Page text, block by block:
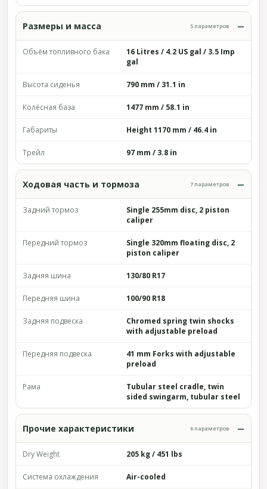
Размеры и масса 5 параметров
Объём топливного бака
16 Litres / 4.2 US gal / 3.5 Imp
gal
Высота сиденья 790 mm / 31.1 in
Колёсная база 1477 mm / 58.1 in
Габариты Height 1170 mm / 46.4 in
Трейл 97 mm / 3.8 in
Ходовая часть и тормоза 7 параметров
Задний тормоз
Single 255mm disc, 2 piston
caliper
Передний тормоз
Single 320mm floating disc, 2
piston caliper
Задняя шина 130/80 R17
Передняя шина 100/90 R18
Задняя подвеска
Chromed spring twin shocks
with adjustable preload
Передняя подвеска
41 mm Forks with adjustable
preload
Рама
Tubular steel cradle, twin
sided swingarm, tubular steel
Прочие характеристики 6 параметров
Dry Weight 205 kg / 451 lbs
Система охлаждения Air-cooled